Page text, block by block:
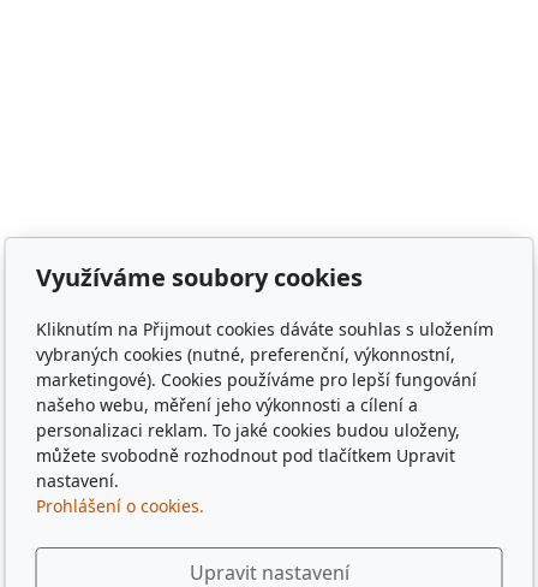
tácky, pohádkové tácky, pivní tácky, sběratelské tácky,
sběratelské známky, turistické známky, třídní sraz, sraz
po 10 letech, sraz gymplu, sraz gymnázia, sraz ze
střední, sraz z vysoké, spolužáci, památka,
pamětihodnost, malebná místa, plates, Řím, Paříž,
Rome , Paris, München, Munig, Oktoberfest, Zapft
Využíváme soubory cookies
Kliknutím na Přijmout cookies dáváte souhlas s uložením
vybraných cookies (nutné, preferenční, výkonnostní,
marketingové). Cookies používáme pro lepší fungování
našeho webu, měření jeho výkonnosti a cílení a
personalizaci reklam. To jaké cookies budou uloženy,
můžete svobodně rozhodnout pod tlačítkem Upravit
nastavení.
Prohlášení o cookies.
Upravit nastavení